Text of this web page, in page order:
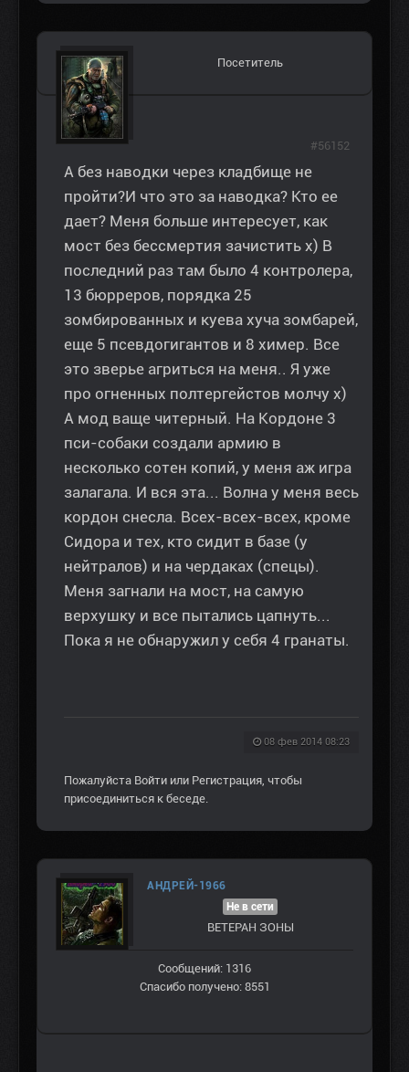
Посетитель
А без наводки через кладбище не
пройти?И что это за наводка? Кто ее
дает? Меня больше интересует, как
мост без бессмертия зачистить х) В
последний раз там было 4 контролера,
13 бюрреров, порядка 25
зомбированных и куева хуча зомбарей,
еще 5 псевдогигантов и 8 химер. Все
это зверье агриться на меня.. Я уже
про огненных полтергейстов молчу х)
А мод ваще читерный. На Кордоне 3
пси-собаки создали армию в
несколько сотен копий, у меня аж игра
залагала. И вся эта... Волна у меня весь
кордон снесла. Всех-всех-всех, кроме
Сидора и тех, кто сидит в базе (у
нейтралов) и на чердаках (спецы).
Меня загнали на мост, на самую
верхушку и все пытались цапнуть...
Пока я не обнаружил у себя 4 гранаты.
08 фев 2014 08:23
#56152
Пожалуйста Войти или Регистрация, чтобы
присоединиться к беседе.
АНДРЕЙ-1966
Не в сети
ВЕТЕРАН ЗOНЫ
Сообщений: 1316
Спасибо получено: 8551